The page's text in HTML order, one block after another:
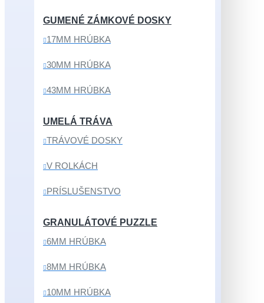
GUMENÉ ZÁMKOVÉ DOSKY
17MM HRÚBKA
30MM HRÚBKA
43MM HRÚBKA
UMELÁ TRÁVA
TRÁVOVÉ DOSKY
V ROLKÁCH
PRÍSLUŠENSTVO
GRANULÁTOVÉ PUZZLE
6MM HRÚBKA
8MM HRÚBKA
10MM HRÚBKA